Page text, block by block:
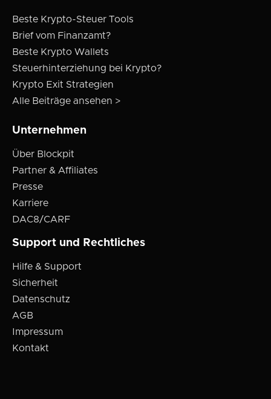
Beste Krypto-Steuer Tools
Brief vom Finanzamt?
Beste Krypto Wallets
Steuerhinterziehung bei Krypto?
Krypto Exit Strategien
Alle Beiträge ansehen >
Unternehmen
Über Blockpit
Partner & Affiliates
Presse
Karriere
DAC8/CARF
Support und Rechtliches
Hilfe & Support
Sicherheit
Datenschutz
AGB
Impressum
Kontakt